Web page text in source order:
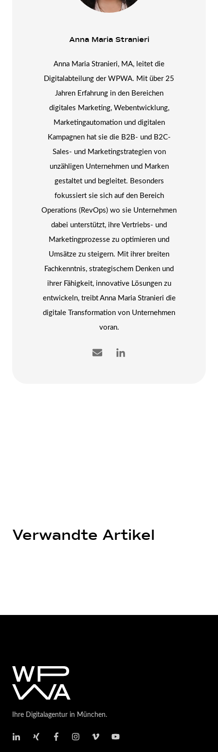
Anna Maria Stranieri
Anna Maria Stranieri, MA, leitet die
Digitalabteilung der WPWA. Mit über 25
Jahren Erfahrung in den Bereichen
digitales Marketing, Webentwicklung,
Marketingautomation und digitalen
Kampagnen hat sie die B2B- und B2C-
Sales- und Marketingstrategien von
unzähligen Unternehmen und Marken
gestaltet und begleitet. Besonders
fokussiert sie sich auf den Bereich
Operations (RevOps) wo sie Unternehmen
dabei unterstützt, ihre Vertriebs- und
Marketingprozesse zu optimieren und
Umsätze zu steigern. Mit ihrer breiten
Fachkenntnis, strategischem Denken und
ihrer Fähigkeit, innovative Lösungen zu
entwickeln, treibt Anna Maria Stranieri die
digitale Transformation von Unternehmen
voran.
Verwandte Artikel
Ihre Digitalagentur in München.